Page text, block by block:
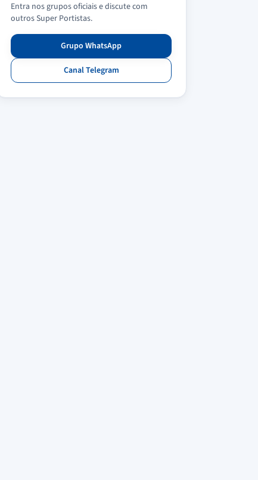
Entra nos grupos oficiais e discute com
outros Super Portistas.
Grupo WhatsApp
Canal Telegram